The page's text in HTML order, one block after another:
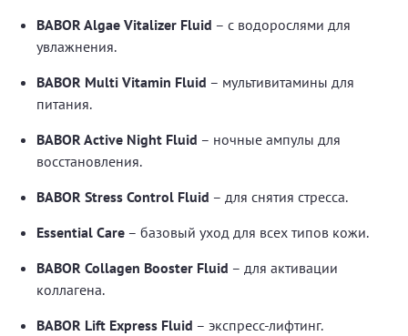
BABOR Algae Vitalizer Fluid – с водорослями для
увлажнения.
BABOR Multi Vitamin Fluid – мультивитамины для
питания.
BABOR Active Night Fluid – ночные ампулы для
восстановления.
BABOR Stress Control Fluid – для снятия стресса.
Essential Care – базовый уход для всех типов кожи.
BABOR Collagen Booster Fluid – для активации
коллагена.
BABOR Lift Express Fluid – экспресс-лифтинг.